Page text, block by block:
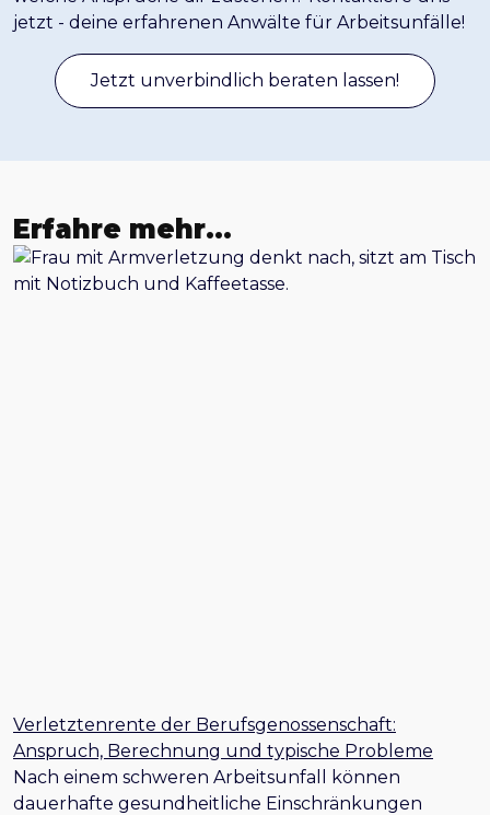
jetzt - deine erfahrenen Anwälte für Arbeitsunfälle!
Jetzt unverbindlich beraten lassen!
Erfahre mehr…
Verletztenrente der Berufsgenossenschaft:
Anspruch, Berechnung und typische Probleme
Nach einem schweren Arbeitsunfall können
dauerhafte gesundheitliche Einschränkungen